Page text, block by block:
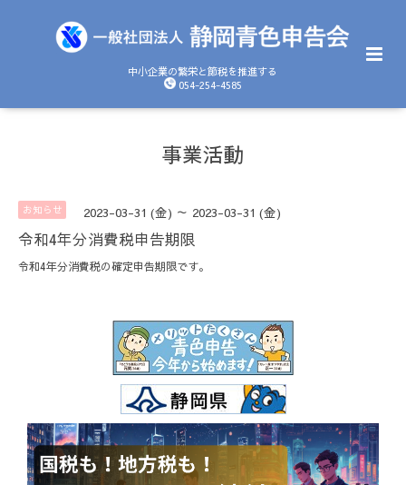
中小企業の繁栄と節税を推進する
054-254-4585
事業活動
お知らせ 2023-03-31 (金) ～ 2023-03-31 (金)
令和4年分消費税申告期限
令和4年分消費税の確定申告期限です。